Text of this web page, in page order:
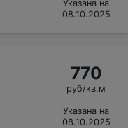
Указана на
08.10.2025
770
руб/кв.м
Указана на
08.10.2025